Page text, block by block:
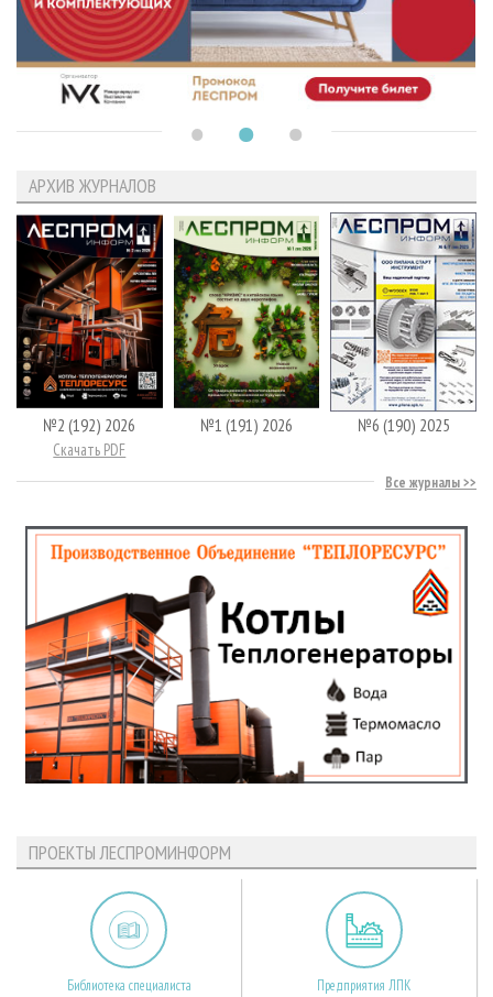
АРХИВ ЖУРНАЛОВ
№2 (192) 2026
Скачать PDF
№1 (191) 2026 №6 (190) 2025
Все журналы
ПРОЕКТЫ ЛЕСПРОМИНФОРМ
Библиотека специалиста Предприятия ЛПК